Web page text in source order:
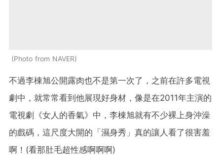
Photo from NAVER
不過李棟旭公開露肉也不是第一次了，之前在許多電視
劇中，就常常看到他展現好身材，像是在2011年主演的
電視劇《女人的香氣》中，李棟旭就有不少裸上身沖澡
的戲碼，這尺度大開的「濕身秀」真的讓人看了很害羞
啊！(看那肚毛超性感啊啊啊)